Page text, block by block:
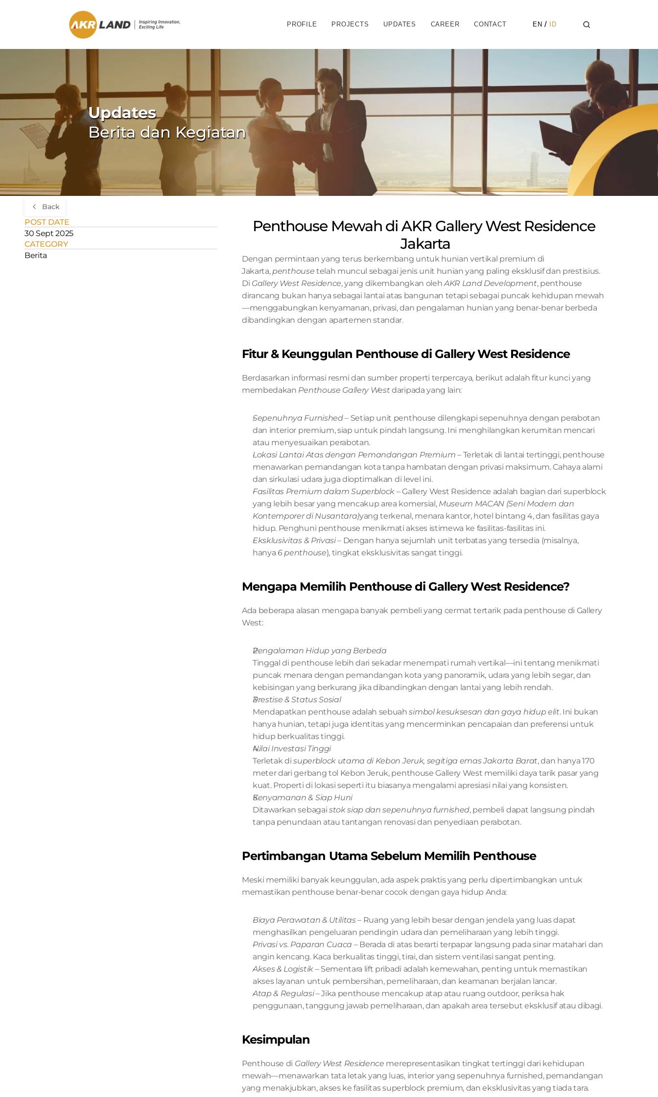
PROFILE PROJECTS UPDATES CAREER CONTACT Select Language
EN / ID
Updates
Berita dan Kegiatan
Back
POST DATE
30 Sept 2025
CATEGORY
Berita
Penthouse Mewah di AKR Gallery West Residence
Jakarta
Dengan permintaan yang terus berkembang untuk hunian vertikal premium di
Jakarta, penthouse telah muncul sebagai jenis unit hunian yang paling eksklusif dan prestisius.
Di Gallery West Residence, yang dikembangkan oleh AKR Land Development, penthouse
dirancang bukan hanya sebagai lantai atas bangunan tetapi sebagai puncak kehidupan mewah
—menggabungkan kenyamanan, privasi, dan pengalaman hunian yang benar-benar berbeda
dibandingkan dengan apartemen standar.
Fitur & Keunggulan Penthouse di Gallery West Residence
Berdasarkan informasi resmi dan sumber properti terpercaya, berikut adalah fitur kunci yang
membedakan Penthouse Gallery West daripada yang lain:
Sepenuhnya Furnished – Setiap unit penthouse dilengkapi sepenuhnya dengan perabotan
dan interior premium, siap untuk pindah langsung. Ini menghilangkan kerumitan mencari
atau menyesuaikan perabotan.
Lokasi Lantai Atas dengan Pemandangan Premium – Terletak di lantai tertinggi, penthouse
menawarkan pemandangan kota tanpa hambatan dengan privasi maksimum. Cahaya alami
dan sirkulasi udara juga dioptimalkan di level ini.
Fasilitas Premium dalam Superblock – Gallery West Residence adalah bagian dari superblock
yang lebih besar yang mencakup area komersial, Museum MACAN (Seni Modern dan
Kontemporer di Nusantara)yang terkenal, menara kantor, hotel bintang 4, dan fasilitas gaya
hidup. Penghuni penthouse menikmati akses istimewa ke fasilitas-fasilitas ini.
Eksklusivitas & Privasi – Dengan hanya sejumlah unit terbatas yang tersedia (misalnya,
hanya 6 penthouse), tingkat eksklusivitas sangat tinggi.
Mengapa Memilih Penthouse di Gallery West Residence?
Ada beberapa alasan mengapa banyak pembeli yang cermat tertarik pada penthouse di Gallery
West:
Pengalaman Hidup yang Berbeda
Tinggal di penthouse lebih dari sekadar menempati rumah vertikal—ini tentang menikmati
puncak menara dengan pemandangan kota yang panoramik, udara yang lebih segar, dan
kebisingan yang berkurang jika dibandingkan dengan lantai yang lebih rendah.
Prestise & Status Sosial
Mendapatkan penthouse adalah sebuah simbol kesuksesan dan gaya hidup elit. Ini bukan
hanya hunian, tetapi juga identitas yang mencerminkan pencapaian dan preferensi untuk
hidup berkualitas tinggi.
Nilai Investasi Tinggi
Terletak di superblock utama di Kebon Jeruk, segitiga emas Jakarta Barat, dan hanya 170
meter dari gerbang tol Kebon Jeruk, penthouse Gallery West memiliki daya tarik pasar yang
kuat. Properti di lokasi seperti itu biasanya mengalami apresiasi nilai yang konsisten.
Kenyamanan & Siap Huni
Ditawarkan sebagai stok siap dan sepenuhnya furnished, pembeli dapat langsung pindah
tanpa penundaan atau tantangan renovasi dan penyediaan perabotan.
Pertimbangan Utama Sebelum Memilih Penthouse
Meski memiliki banyak keunggulan, ada aspek praktis yang perlu dipertimbangkan untuk
memastikan penthouse benar-benar cocok dengan gaya hidup Anda:
Biaya Perawatan & Utilitas – Ruang yang lebih besar dengan jendela yang luas dapat
menghasilkan pengeluaran pendingin udara dan pemeliharaan yang lebih tinggi.
Privasi vs. Paparan Cuaca – Berada di atas berarti terpapar langsung pada sinar matahari dan
angin kencang. Kaca berkualitas tinggi, tirai, dan sistem ventilasi sangat penting.
Akses & Logistik – Sementara lift pribadi adalah kemewahan, penting untuk memastikan
akses layanan untuk pembersihan, pemeliharaan, dan keamanan berjalan lancar.
Atap & Regulasi – Jika penthouse mencakup atap atau ruang outdoor, periksa hak
penggunaan, tanggung jawab pemeliharaan, dan apakah area tersebut eksklusif atau dibagi.
Kesimpulan
Penthouse di Gallery West Residence merepresentasikan tingkat tertinggi dari kehidupan
mewah—menawarkan tata letak yang luas, interior yang sepenuhnya furnished, pemandangan
yang menakjubkan, akses ke fasilitas superblock premium, dan eksklusivitas yang tiada tara.